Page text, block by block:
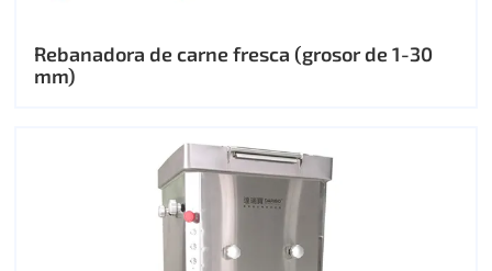
Rebanadora de carne fresca (grosor de 1-30
mm)